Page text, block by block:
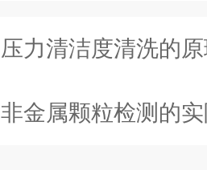
压力清洁度清洗的
非金属颗粒检测的